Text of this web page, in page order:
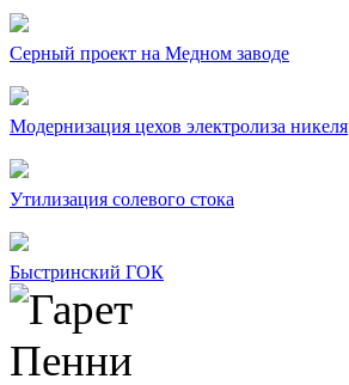
Серный проект на Медном заводе
Модернизация цехов электролиза никеля
Утилизация солевого стока
Быстринский ГОК